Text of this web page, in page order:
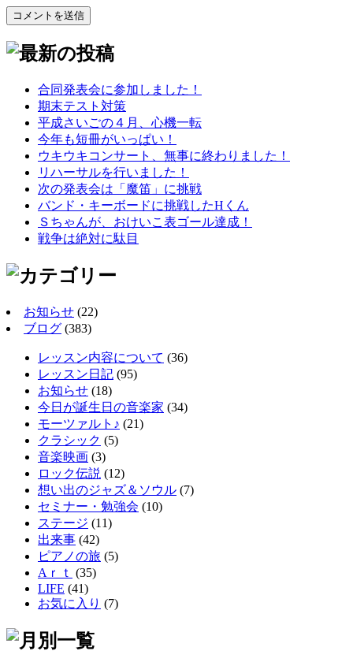
合同発表会に参加しました！
期末テスト対策
平成さいごの４月、心機一転
今年も短冊がいっぱい！
ウキウキコンサート、無事に終わりました！
リハーサルを行いました！
次の発表会は「魔笛」に挑戦
バンド・キーボードに挑戦したHくん
Ｓちゃんが、おけいこ表ゴール達成！
戦争は絶対に駄目
お知らせ (22)
ブログ (383)
レッスン内容について (36)
レッスン日記 (95)
お知らせ (18)
今日が誕生日の音楽家 (34)
モーツァルト♪ (21)
クラシック (5)
音楽映画 (3)
ロック伝説 (12)
想い出のジャズ＆ソウル (7)
セミナー・勉強会 (10)
ステージ (11)
出来事 (42)
ピアノの旅 (5)
Aｒｔ (35)
LIFE (41)
お気に入り (7)